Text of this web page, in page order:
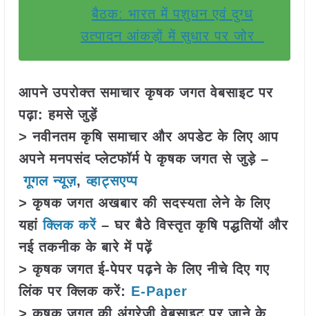
बैठक: भारत में पशुधन एवं दुग्ध
उत्पादन आंकड़ों में सुधार पर जोर
आपने उपरोक्त समाचार कृषक जगत वेबसाइट पर
पढ़ा: हमसे जुड़ें
> नवीनतम कृषि समाचार और अपडेट के लिए आप
अपने मनपसंद प्लेटफॉर्म पे कृषक जगत से जुड़े –
गूगल न्यूज़,व्हाट्सएप्प
> कृषक जगत अखबार की सदस्यता लेने के लिए
यहांक्लिक करें– घर बैठे विस्तृत कृषि पद्धतियों और
नई तकनीक के बारे में पढ़ें
> कृषक जगत ई-पेपर पढ़ने के लिए नीचे दिए गए
लिंक पर क्लिक करें: E-Paper
> कृषक जगत की अंग्रेजी वेबसाइट पर जाने के